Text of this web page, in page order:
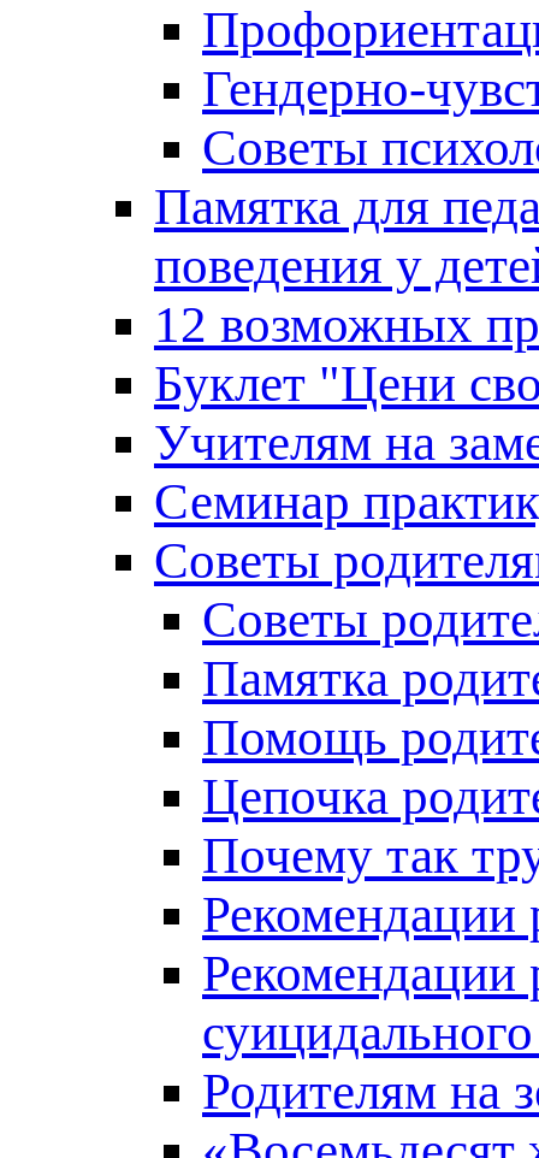
Гендерно-
Советы
Памятка для
поведения у
12 возможных
Буклет "Цени
Учителям на
Семинар
Советы
Советы
Памятка
Помощь
Цепочка
Почему так
Рекомендации
Рекомендации
Родителям на